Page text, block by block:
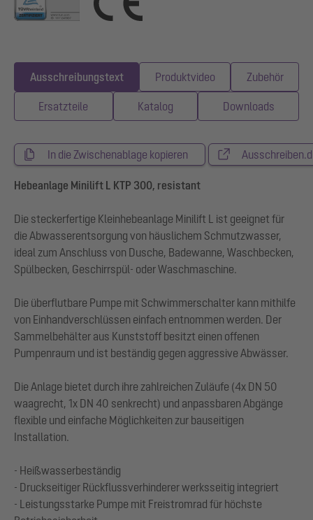
Ausschreibungstext Produktvideo Zubehör
Ersatzteile Katalog Downloads
In die Zwischenablage kopieren
Hebeanlage Minilift L KTP 300, resistant
Die steckerfertige Kleinhebeanlage Minilift L ist geeignet für
die Abwasserentsorgung von häuslichem Schmutzwasser,
ideal zum Anschluss von Dusche, Badewanne, Waschbecken,
Spülbecken, Geschirrspül- oder Waschmaschine.
Die überflutbare Pumpe mit Schwimmerschalter kann mithilfe
von Einhandverschlüssen einfach entnommen werden. Der
Sammelbehälter aus Kunststoff besitzt einen offenen
Pumpenraum und ist beständig gegen aggressive Abwässer.
Die Anlage bietet durch ihre zahlreichen Zuläufe (4x DN 50
waagrecht, 1x DN 40 senkrecht) und anpassbaren Abgänge
flexible und einfache Möglichkeiten zur bauseitigen
Installation.
- Heißwasserbeständig
- Druckseitiger Rückflussverhinderer werksseitig integriert
- Leistungsstarke Pumpe mit Freistromrad für höchste